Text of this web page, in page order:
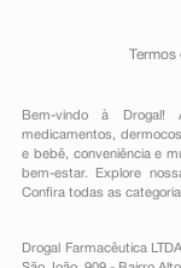
Termos
Bem-vindo à Drogal!
medicamentos ,
e bebê, conveniênciae
bem-estar. Explore
Confira todas as
Drogal Farmacêutica